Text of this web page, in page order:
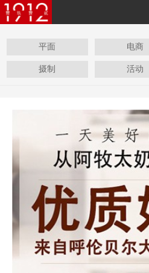
平面 电商
摄制 活动